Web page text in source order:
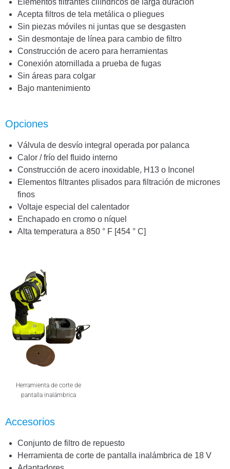
Elementos filtrantes cilíndricos de larga duración
Acepta filtros de tela metálica o pliegues
Sin piezas móviles ni juntas que se desgasten
Sin desmontaje de línea para cambio de filtro
Construcción de acero para herramientas
Conexión atornillada a prueba de fugas
Sin áreas para colgar
Bajo mantenimiento
Opciones
Válvula de desvío integral operada por palanca
Calor / frío del fluido interno
Construcción de acero inoxidable, H13 o Inconel
Elementos filtrantes plisados para filtración de micrones
finos
Voltaje especial del calentador
Enchapado en cromo o níquel
Alta temperatura a 850 ° F [454 ° C]
Herramienta de corte de
pantalla inalámbrica
Accesorios
Conjunto de filtro de repuesto
Herramienta de corte de pantalla inalámbrica de 18 V